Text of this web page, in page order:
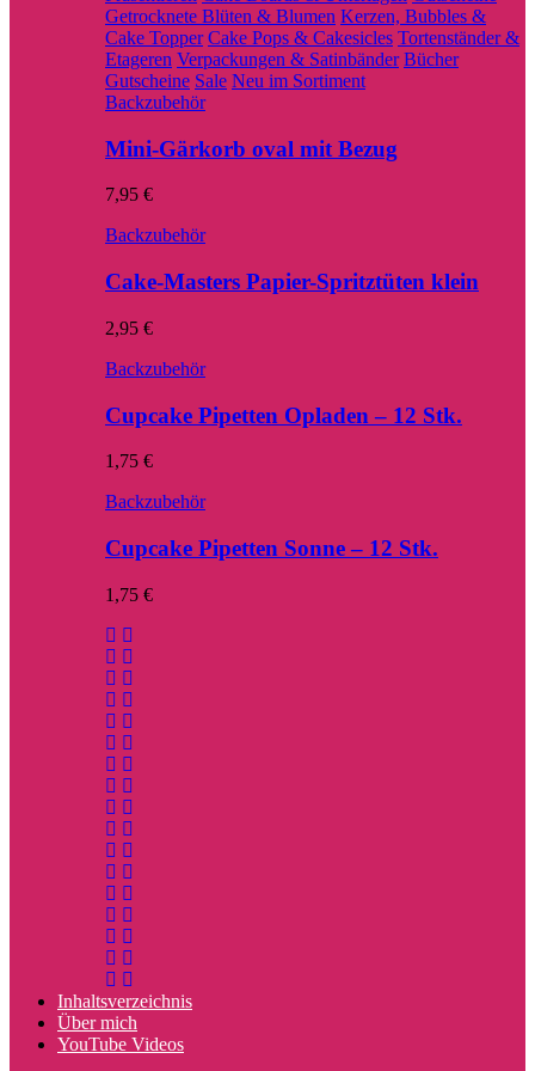
Getrocknete Blüten & Blumen Kerzen, Bubbles &
Cake Topper Cake Pops & Cakesicles Tortenständer &
Etageren Verpackungen & Satinbänder Bücher
Gutscheine Sale Neu im Sortiment
Backzubehör
Mini-Gärkorb oval mit Bezug
7,95 €
Backzubehör
Cake-Masters Papier-Spritztüten klein
2,95 €
Backzubehör
Cupcake Pipetten Opladen – 12 Stk.
1,75 €
Backzubehör
Cupcake Pipetten Sonne – 12 Stk.
1,75 €
Inhaltsverzeichnis
Über mich
YouTube Videos